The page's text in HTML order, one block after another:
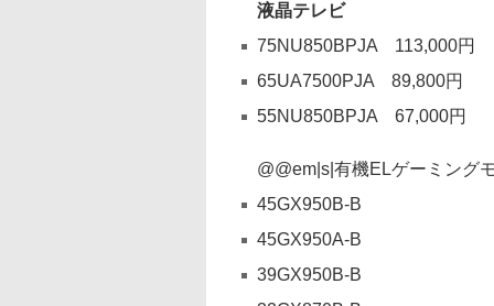
液晶テレビ
75NU850BPJA 113,000円
65UA7500PJA 89,800円
55NU850BPJA 67,000円
@@em|s|有機ELゲーミング
45GX950B-B
45GX950A-B
39GX950B-B